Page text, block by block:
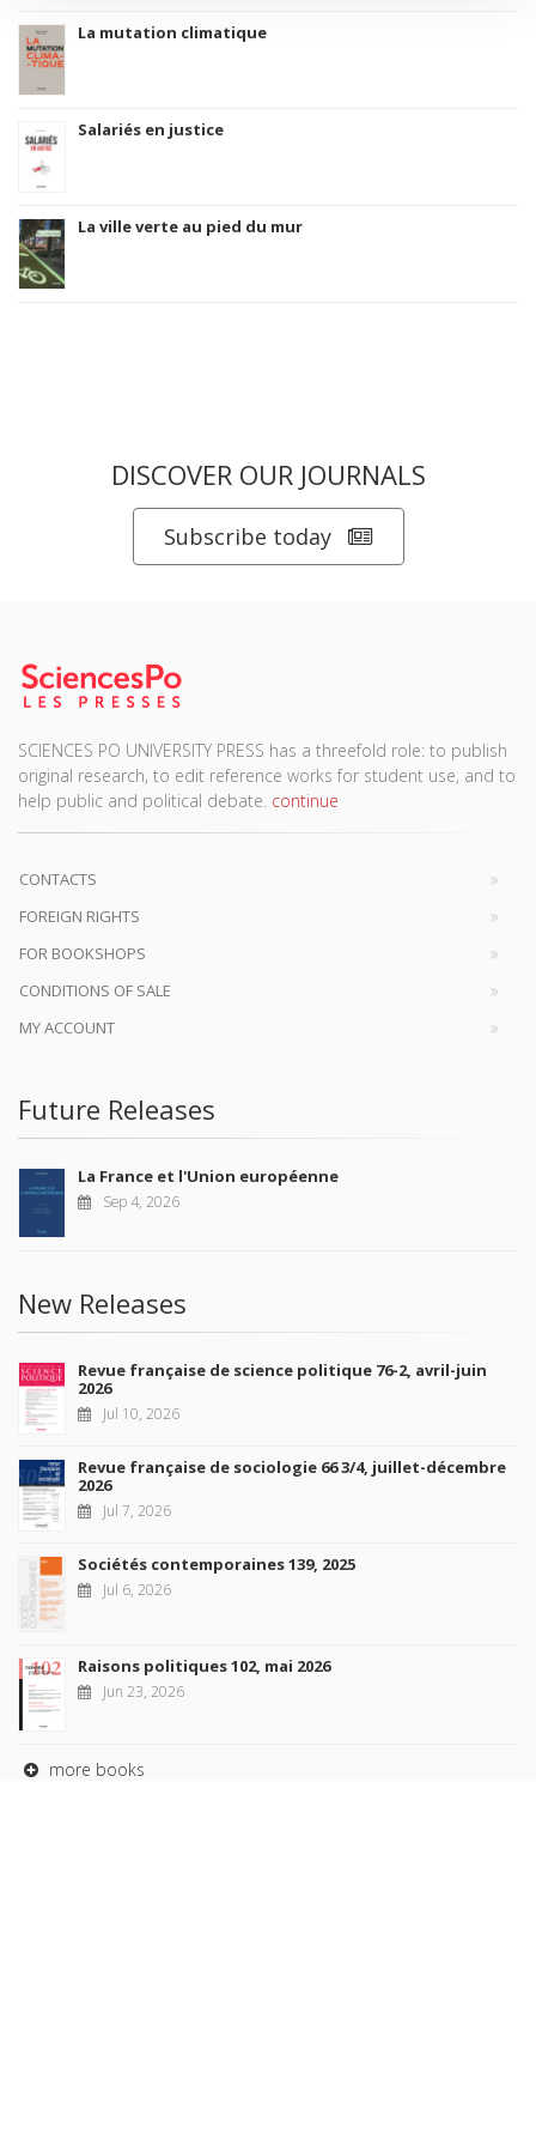
La mutation climatique
Salariés en justice
La ville verte au pied du mur
DISCOVER OUR JOURNALS
Subscribe today
SCIENCES PO UNIVERSITY PRESS has a threefold role: to publish
original research, to edit reference works for student use, and to
help public and political debate. continue
CONTACTS
FOREIGN RIGHTS
FOR BOOKSHOPS
CONDITIONS OF SALE
MY ACCOUNT
Future Releases
La France et l'Union européenne
Sep 4, 2026
New Releases
Revue française de science politique 76-2, avril-juin
2026
Jul 10, 2026
Revue française de sociologie 66 3/4, juillet-décembre
2026
Jul 7, 2026
Sociétés contemporaines 139, 2025
Jul 6, 2026
Raisons politiques 102, mai 2026
Jun 23, 2026
more books